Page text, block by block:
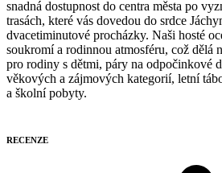
snadná dostupnost do centra města po
trasách, které vás dovedou do srdce
dvacetiminutové procházky. Naši hosté
soukromí a rodinnou atmosféru, což dělá
pro rodiny s dětmi, páry na odpočinkové
věkových a zájmových kategorií, letní
a školní pobyty.
RECENZE